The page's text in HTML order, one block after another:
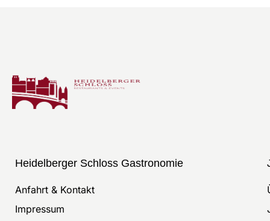
Heidelberger Schloss Gastronomie
Anfahrt & Kontakt
Impressum